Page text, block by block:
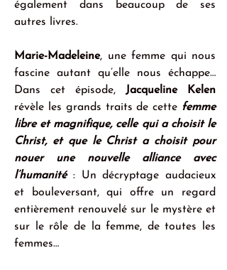
également dans beaucoup de ses
autres livres.
Marie-Madeleine, une femme qui nous
fascine autant qu’elle nous échappe…
Dans cet épisode, Jacqueline Kelen
révèle les grands traits de cette femme
libre et magnifique, celle qui a choisit le
Christ, et que le Christ a choisit pour
nouer une nouvelle alliance avec
l’humanité : Un décryptage audacieux
et bouleversant, qui offre un regard
entièrement renouvelé sur le mystère et
sur le rôle de la femme, de toutes les
femmes…